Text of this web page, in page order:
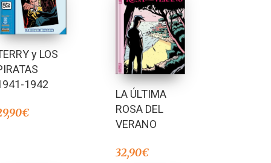
y LOS
1942
€
LA ÚLTIMA
ROSA DEL
VERANO
32,90€